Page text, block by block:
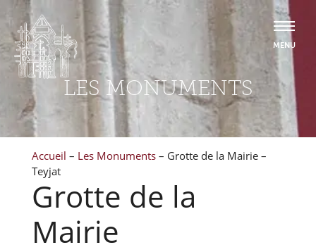
LES MONUMENTS
Accueil – Les Monuments – Grotte de la Mairie –
Teyjat
Grotte de la
Mairie